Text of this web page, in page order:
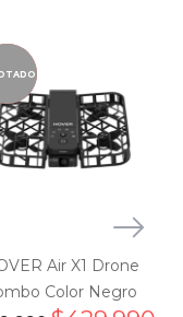
Air X1 Drone
Color Negro